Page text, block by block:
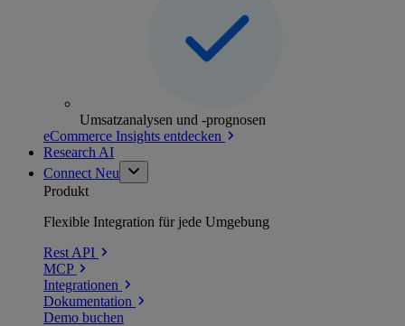
Umsatzanalysen und -prognosen
eCommerce Insights entdecken
Research AI
Connect Neu
Produkt
Flexible Integration für jede Umgebung
Rest API
MCP
Integrationen
Dokumentation
Demo buchen